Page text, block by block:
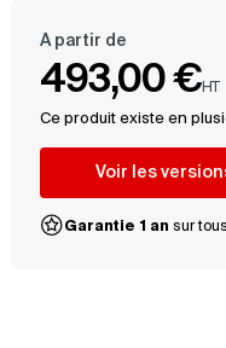
A partir de
493,00 €HT
Ce produit existe en
Voir les
Garantie 1 an sur